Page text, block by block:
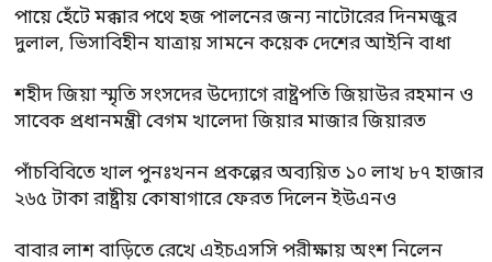
পায়ে হেঁটে মক্কার পথে হজ পালনের জন্য নাটোরের দিনমজুর
দুলাল, ভিসাবিহীন যাত্রায় সামনে কয়েক দেশের আইনি বাধা
শহীদ জিয়া স্মৃতি সংসদের উদ্যোগে রাষ্ট্রপতি জিয়াউর রহমান ও
সাবেক প্রধানমন্ত্রী বেগম খালেদা জিয়ার মাজার জিয়ারত
পাঁচবিবিতে খাল পুনঃখনন প্রকল্পের অব্যয়িত ১০ লাখ ৮৭ হাজার
২৬৫ টাকা রাষ্ট্রীয় কোষাগারে ফেরত দিলেন ইউএনও
বাবার লাশ বাড়িতে রেখে এইচএসসি পরীক্ষায় অংশ নিলেন